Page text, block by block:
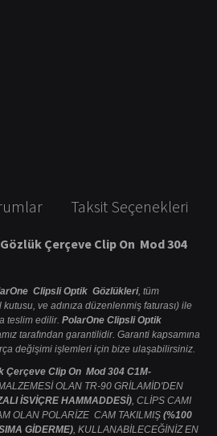
Taksit Seçenekleri
Çerçeve Clip On Mod 304
Clipsli Optik Gözlükleri, tüm
ve adınıza düzenlenmiş faturası) ile
teslim edilir. PolarOne Clipsli Optik
tarafından garantilidir. Garanti kapsamına
değişimi işlemleri için bize ulaşabilirsiniz.
Çerçeve Clip On Mod 304 C1M-
OLAN TR-90 GRİLAMİD'DEN
İSVİÇRE HAMMADDESİ), CLİPS CAMI
OLAN POLARİZE CAM TAKILMIŞ (%100
GİDERME), KULLANABİLECEĞİNİZ EN